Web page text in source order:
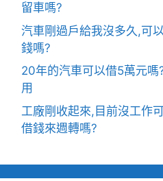
留車嗎?
汽車剛過戶給我沒多久,可
錢嗎?
20年的汽車可以借5萬元嗎
用
工廠剛收起來,目前沒工作
借錢來週轉嗎?